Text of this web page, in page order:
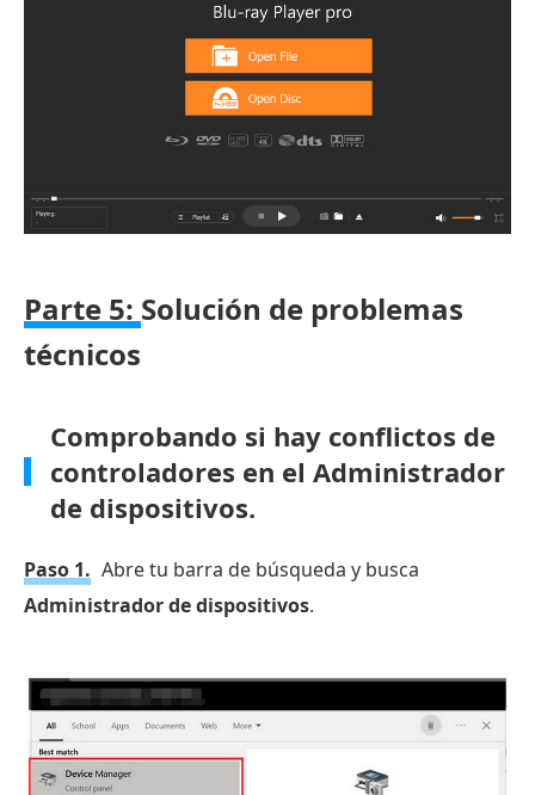
Parte 5: Solución de problemas
técnicos
Comprobando si hay conflictos de
controladores en el Administrador
de dispositivos.
Paso 1. Abre tu barra de búsqueda y busca
Administrador de dispositivos.